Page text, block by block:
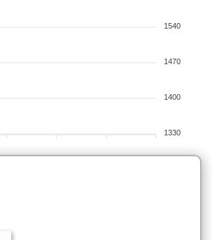
1540
1470
1400
1330